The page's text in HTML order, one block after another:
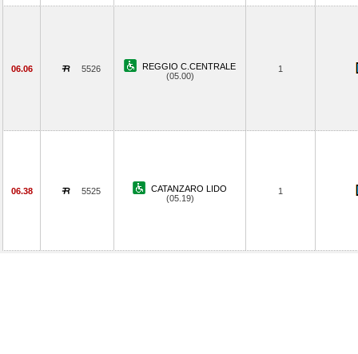
06.06 5526
REGGIO C.CENTRALE
(05.00)
1
06.38 5525
CATANZARO LIDO
(05.19)
1